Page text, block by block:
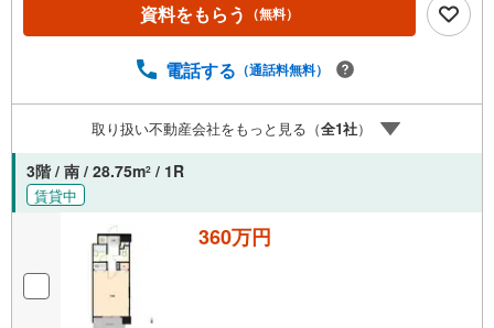
資料をもらう （無料）
電話する （通話料無料）
取り扱い不動産会社をもっと見る（全1社）
3階 / 南 / 28.75m2 / 1R
賃貸中
360万円